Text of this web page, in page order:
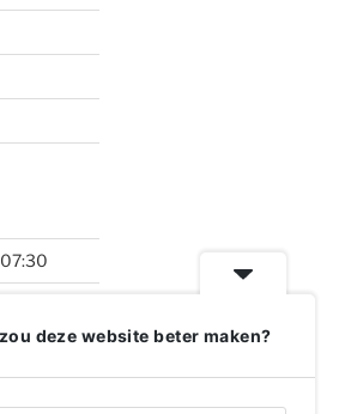
09:00
deze website beter maken?